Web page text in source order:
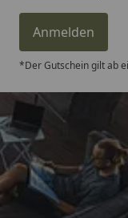
Anmelden
*Der Gutschein gilt ab